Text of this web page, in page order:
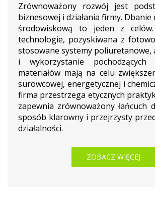
Zrównoważony rozwój jest
biznesowej i działania firmy.
środowiskową to jeden z celów.
technologie, pozyskiwana z
stosowane systemy poliuretanowe,
i wykorzystanie
materiałów mają na celu
surowcowej, energetycznej i
firma przestrzega etycznych
zapewnia zrównoważony łańcuch
sposób klarowny i przejrzysty
działalności.
ZOBACZ WIĘCEJ